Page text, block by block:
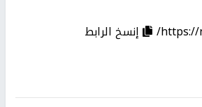
https://
إنسخ الرابط